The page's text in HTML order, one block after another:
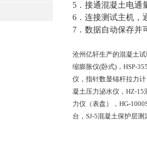
5．接通混凝土电通
6．连接测试主机，
7．数据自动保存并
沧州亿轩生产的混凝土
缩膨胀仪(卧式)，HSP-
仪，指针数显锚杆拉力
凝土压力泌水仪，HZ-15
力仪（表盘），HG-
台，SJ-5混凝土保护层